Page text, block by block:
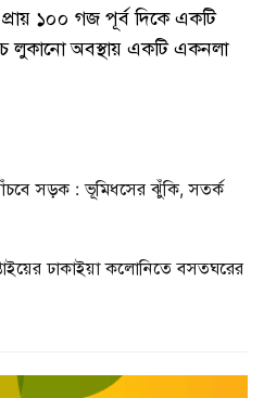
প্রায় ১০০ গজ পূর্ব দিকে একটি
লুকানো অবস্থায় একটি একনলা
সড়ক : ভূমিধসের ঝুঁকি, সতর্ক
ঢাকাইয়া কলোনিতে বসতঘরের